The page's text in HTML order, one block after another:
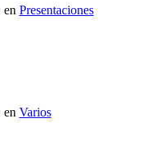
en Presentaciones
en Varios